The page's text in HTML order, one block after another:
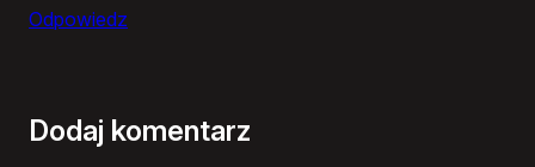
Odpowiedz
Dodaj komentarz